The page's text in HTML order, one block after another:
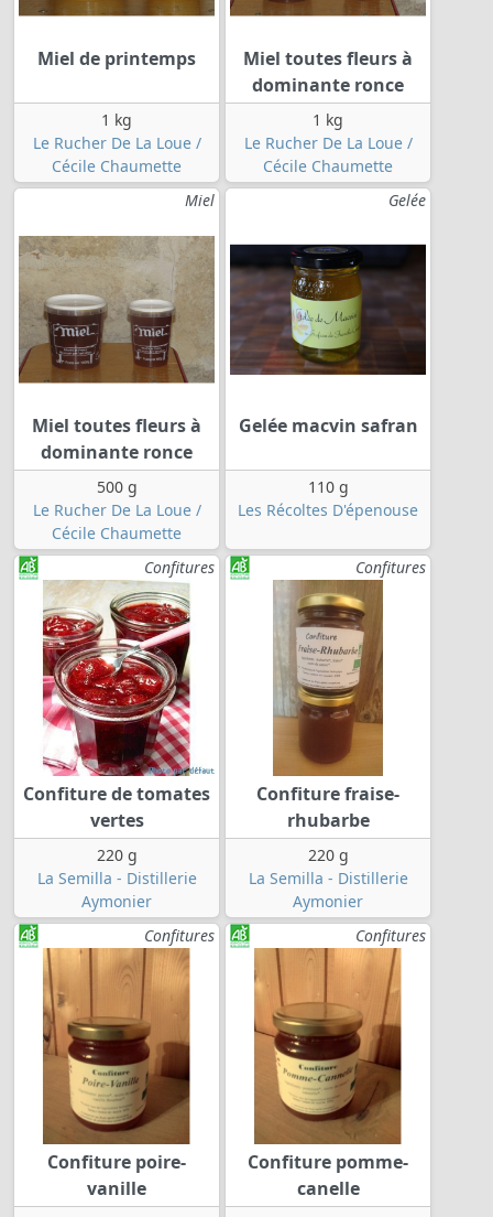
Miel de printemps
1 kg
Le Rucher De La Loue /
Cécile Chaumette
Miel toutes fleurs à
dominante ronce
1 kg
Le Rucher De La Loue /
Cécile Chaumette
Miel
Miel toutes fleurs à
dominante ronce
500 g
Le Rucher De La Loue /
Cécile Chaumette
Gelée
Gelée macvin safran
110 g
Les Récoltes D'épenouse
Confitures
Confiture de tomates
vertes
220 g
La Semilla - Distillerie
Aymonier
Confitures
Confiture fraise-
rhubarbe
220 g
La Semilla - Distillerie
Aymonier
Confitures
Confiture poire-
vanille
Confitures
Confiture pomme-
canelle